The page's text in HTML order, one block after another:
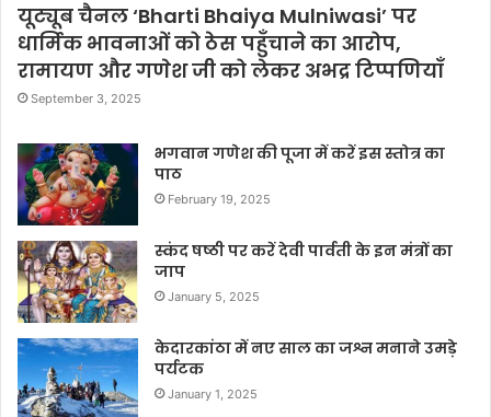
यूट्यूब चैनल ‘Bharti Bhaiya Mulniwasi’ पर
धार्मिक भावनाओं को ठेस पहुँचाने का आरोप,
रामायण और गणेश जी को लेकर अभद्र टिप्पणियाँ
September 3, 2025
भगवान गणेश की पूजा में करें इस स्तोत्र का
पाठ
February 19, 2025
स्कंद षष्ठी पर करें देवी पार्वती के इन मंत्रों का
जाप
January 5, 2025
केदारकांठा में नए साल का जश्न मनाने उमड़े
पर्यटक
January 1, 2025